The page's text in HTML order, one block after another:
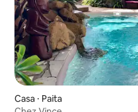
Casa ⋅ Paita